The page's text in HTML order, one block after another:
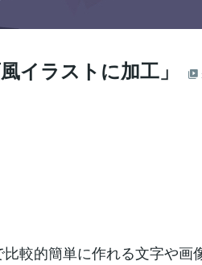
イラストに加工」
較的簡単に作れる文字や画